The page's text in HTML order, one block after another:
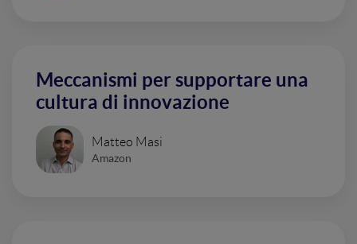
Meccanismi per supportare una
cultura di innovazione
Matteo Masi
Amazon